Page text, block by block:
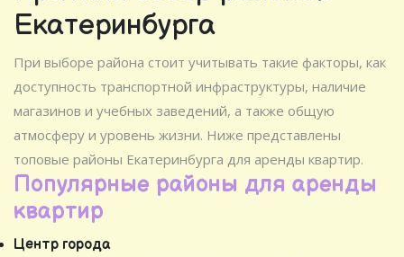
Екатеринбурга
При выборе района стоит учитывать такие факторы, как
доступность транспортной инфраструктуры, наличие
магазинов и учебных заведений, а также общую
атмосферу и уровень жизни. Ниже представлены
топовые районы Екатеринбурга для аренды квартир.
Популярные районы для аренды
квартир
Центр города